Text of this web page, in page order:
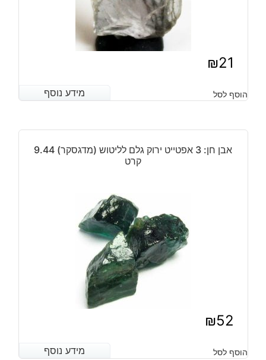
₪21
מידע נוסף הוסף לסל מידע נוסף
אבן חן: 3 אפטייט ירוק גלם לליטוש (מדגסקר) 9.44
קרט
₪52
מידע נוסף הוסף לסל מידע נוסף